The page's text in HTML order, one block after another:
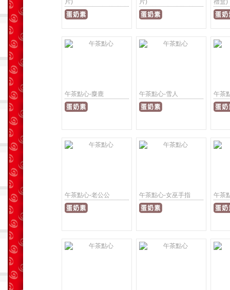
片)
片)
禮盒)
午茶點心-麋鹿 午茶點心-雪人 午茶
午茶點心-老公公 午茶點心-女巫手指 午茶